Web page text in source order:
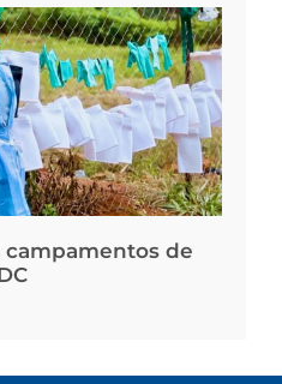
campamentos de